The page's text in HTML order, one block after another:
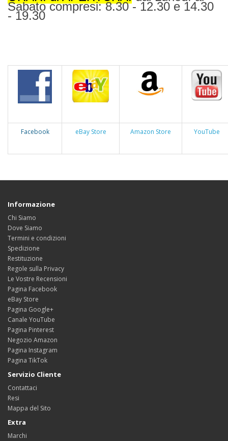
Sabato compresi: 8.30 - 12.30 e 14.30
- 19.30
Facebook eBay Store Amazon Store YouTube
Informazione
Chi Siamo
Dove Siamo
Termini e condizioni
Spedizione
Restituzione
Regole sulla Privacy
Le Vostre Recensioni
Pagina Facebook
eBay Store
Pagina Google+
Canale YouTube
Pagina Pinterest
Negozio Amazon
Pagina Instagram
Pagina TikTok
Servizio Cliente
Contattaci
Resi
Mappa del Sito
Extra
Marchi